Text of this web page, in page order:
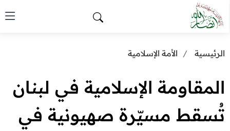
الرئيسية الأمة الإسلامية
المقاومة الإسلامية في لبنان
تُسقط مسيّرة صهيونية في